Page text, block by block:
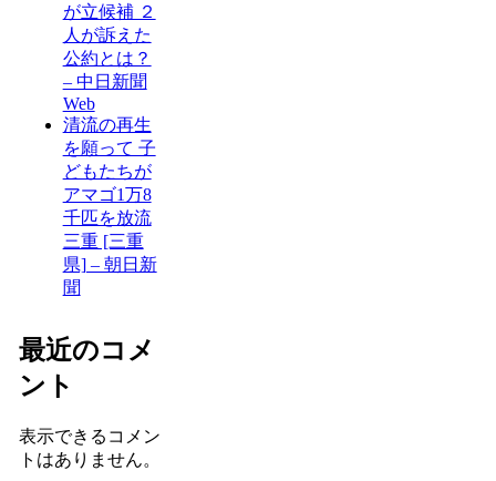
が立候補 ２
人が訴えた
公約とは？
– 中日新聞
Web
清流の再生
を願って 子
どもたちが
アマゴ1万8
千匹を放流
三重 [三重
県] – 朝日新
聞
最近のコメ
ント
表示できるコメン
トはありません。